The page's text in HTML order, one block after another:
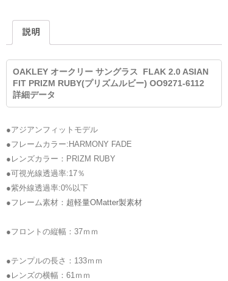
説明
OAKLEY オークリー サングラス FLAK 2.0 ASIAN
FIT PRIZM RUBY(プリズムルビー) OO9271-6112
詳細データ
●アジアンフィットモデル
●フレームカラー:HARMONY FADE
●レンズカラー：PRIZM RUBY
●可視光線透過率:17％
●紫外線透過率:0%以下
●フレーム素材： 超軽量OMatter製素材
●フロントの縦幅：37ｍｍ
●テンプルの長さ：133ｍｍ
●レンズの横幅：61ｍｍ